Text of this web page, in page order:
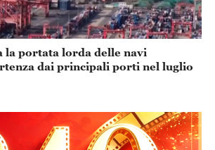
la portata lorda delle navi
dai principali porti nel luglio